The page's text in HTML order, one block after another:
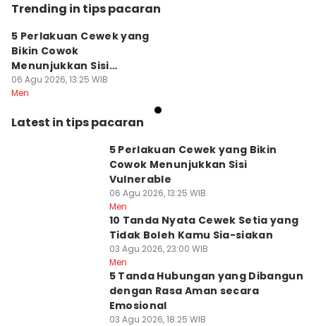
Trending in tips pacaran
5 Perlakuan Cewek yang
Bikin Cowok
Menunjukkan Sisi
Vulnerable
06 Agu 2026, 13:25 WIB
Men
Latest in tips pacaran
5 Perlakuan Cewek yang Bikin
Cowok Menunjukkan Sisi
Vulnerable
06 Agu 2026, 13:25 WIB
Men
10 Tanda Nyata Cewek Setia yang
Tidak Boleh Kamu Sia-siakan
03 Agu 2026, 23:00 WIB
Men
5 Tanda Hubungan yang Dibangun
dengan Rasa Aman secara
Emosional
03 Agu 2026, 18:25 WIB